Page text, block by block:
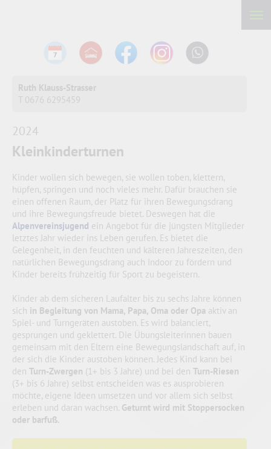
Ruth Klauss-Strasser
T 0676 6295459
2024
Kleinkinderturnen
Kinder wollen sich bewegen, sie wollen toben, klettern,
hüpfen, springen und noch vieles mehr. Dafür brauchen sie
einen offenen Raum, der Platz für ihren Bewegungsdrang
und ihre Bewegungsfreude bietet. Deswegen hat die
Alpenvereinsjugend ein Angebot für die jüngsten Mitglieder
letztes Jahr wieder ins Leben gerufen. Es bietet die
Gelegenheit, in den feuchten und kälteren Jahreszeiten, den
natürlichen Bewegungsdrang auch Indoor zu fördern und
Kinder bereits frühzeitig für Sport zu begeistern.
Kinder ab dem sicheren Laufalter bis zu sechs Jahre können
sich in Begleitung von Mama, Papa, Oma oder Opa aktiv an
Spiel- und Turngeräten austoben. Es wird balanciert,
gesprungen und geklettert. Die Übungsleiterinnen bauen
gemeinsam mit den Eltern eine Bewegungslandschaft auf, in
der sich die Kinder austoben können. Jedes Kind kann bei
den Turn-Zwergen (1+ bis 3 Jahre) und bei den Turn-Riesen
(3+ bis 6 Jahre) selbst entscheiden was es ausprobieren
möchte, eigene Ideen umsetzen und vor allem sich selbst
erleben und daran wachsen. Geturnt wird mit Stoppersocken
oder barfuß.